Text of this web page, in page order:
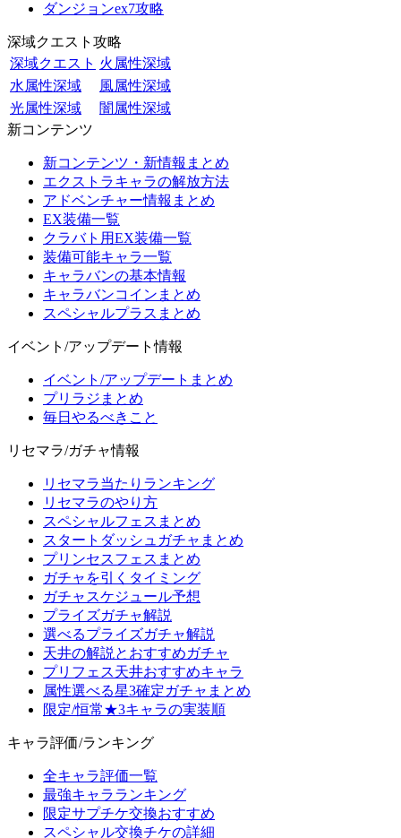
ダンジョンex7攻略
深域クエスト攻略
深域クエスト 火属性深域
水属性深域
風属性深域
光属性深域
闇属性深域
新コンテンツ
新コンテンツ・新情報まとめ
エクストラキャラの解放方法
アドベンチャー情報まとめ
EX装備一覧
クラバト用EX装備一覧
装備可能キャラ一覧
キャラバンの基本情報
キャラバンコインまとめ
スペシャルプラスまとめ
イベント/アップデート情報
イベント/アップデートまとめ
プリラジまとめ
毎日やるべきこと
リセマラ/ガチャ情報
リセマラ当たりランキング
リセマラのやり方
スペシャルフェスまとめ
スタートダッシュガチャまとめ
プリンセスフェスまとめ
ガチャを引くタイミング
ガチャスケジュール予想
プライズガチャ解説
選べるプライズガチャ解説
天井の解説とおすすめガチャ
プリフェス天井おすすめキャラ
属性選べる星3確定ガチャまとめ
限定/恒常★3キャラの実装順
キャラ評価/ランキング
全キャラ評価一覧
最強キャラランキング
限定サプチケ交換おすすめ
スペシャル交換チケの詳細